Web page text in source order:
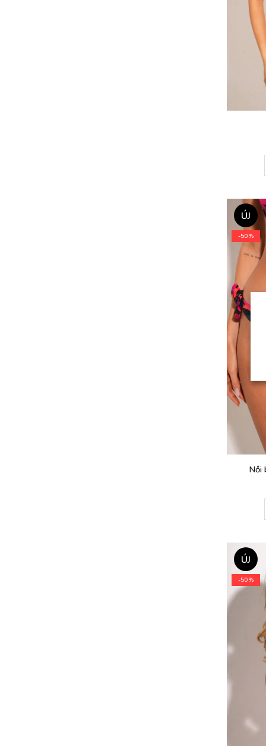
ÚJ
-50%
Női
ÚJ
-50%